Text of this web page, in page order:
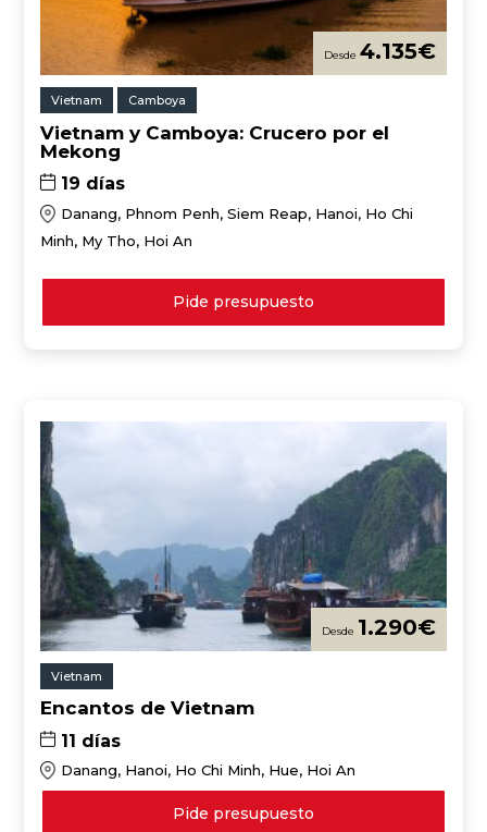
4.135€
Vietnam Camboya
Vietnam y Camboya: Crucero por el
Mekong
19 días
Danang, Phnom Penh, Siem Reap, Hanoi, Ho Chi
Minh, My Tho, Hoi An
Pide presupuesto
1.290€
Vietnam
Encantos de Vietnam
11 días
Danang, Hanoi, Ho Chi Minh, Hue, Hoi An
Pide presupuesto